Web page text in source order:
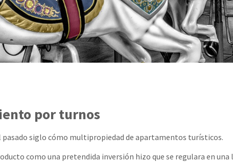
por turnos
pasado siglo cómo multipropiedad de apartamentos turísticos.
como una pretendida inversión hizo que se regulara en una